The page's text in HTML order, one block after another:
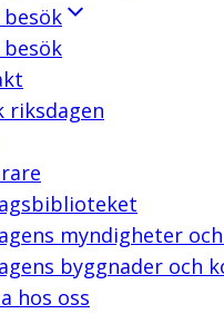
riksdagen
myndigheter
byggnader och
hos oss